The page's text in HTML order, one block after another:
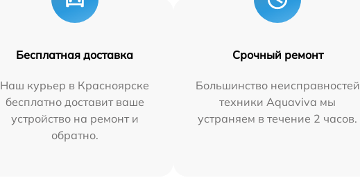
Бесплатная доставка
Наш курьер в Красноярске
бесплатно доставит ваше
устройство на ремонт и
обратно.
Срочный ремонт
Большинство неисправностей
техники Aquaviva мы
устраняем в течение 2 часов.